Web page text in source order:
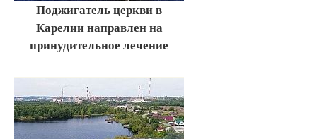
Поджигатель церкви в
Карелии направлен на
принудительное лечение